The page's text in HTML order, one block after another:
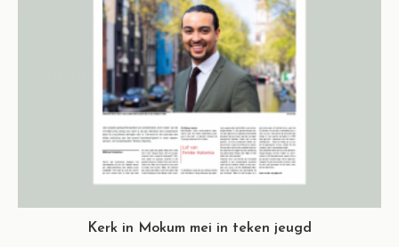
Kerk in Mokum mei in teken jeugd